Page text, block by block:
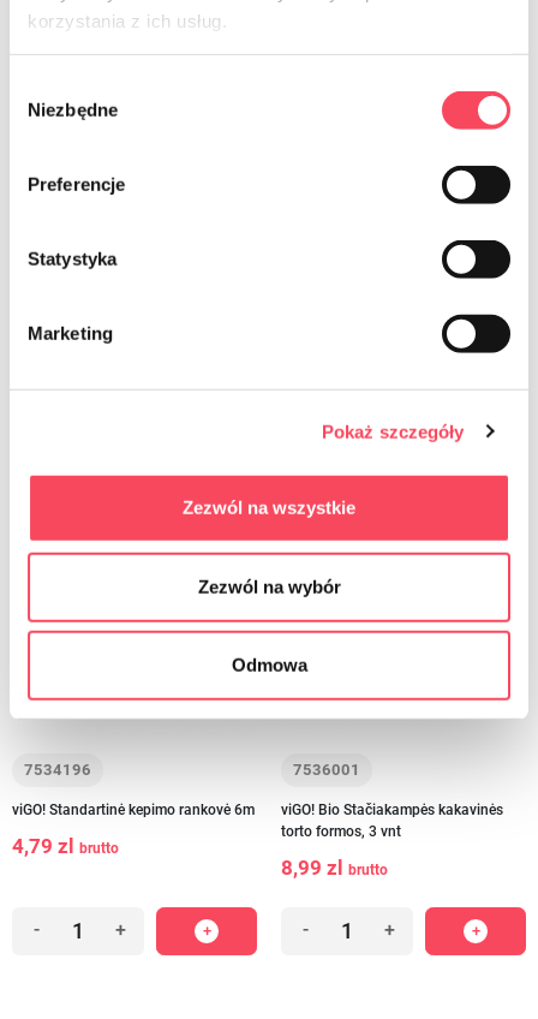
korzystania z ich usług.
zgody
Niezbędne
Preferencje
Statystyka
Marketing
Pokaż szczegóły
Zezwól na wszystkie
Zezwól na wybór
Odmowa
viGO! Premium Food folija su
8,39 zl brutto
- +
viGO! Aukščiausios kokybės kepimo
- +
7534196
viGO! Standartinė kepimo rankovė 6m
4,79 zl brutto
- +
7536001
viGO! Bio Stačiakampės kakavinės
torto formos, 3 vnt
8,99 zl brutto
- +